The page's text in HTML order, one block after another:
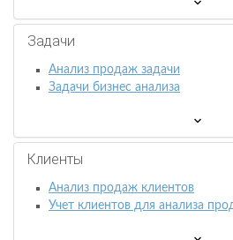
Задачи
Анализ продаж задачи
Задачи бизнес анализа
Клиенты
Анализ продаж клиентов
Учет клиентов для анализа